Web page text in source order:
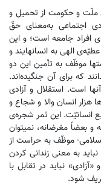
ملّت و حکومت از تحمیل و
اجتماعی به‌معنای حقّ
افراد جامعه است؛ و این
الهی به انسانها‌یند و
موظّف به تأمین این دو
که برای آن جنگیده‌اند.
است. استقلال و آزادی
هزار انسان والا و شجاع و
انسانیّت. این ثمر شجره‌ی
و بعضاً مغرضانه، نمیتوان
موظّف به حراست از
به معنی زندانی کردن
نباید در تقابل با
شود.